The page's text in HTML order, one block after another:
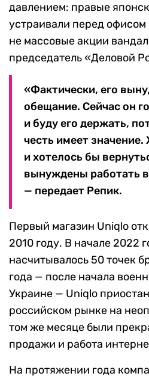
давлением: правые
устраивали перед офисом
не массовые акции
председатель «Деловой
«Фактически, его
обещание. Сейчас он
и буду его держать,
честь имеет
и хотелось бы
вынуждены работать
— передает Репик.
Первый магазин Uniqlo
2010 году. В начале 2022
насчитывалось 50 точек
года — после начала
Украине — Uniqlo
российском рынке на
том же месяце были
продажи и работа
На протяжении года